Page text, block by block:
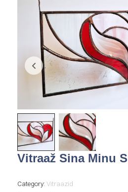
Vitraaž Sina Minu
Category: Vitraazid